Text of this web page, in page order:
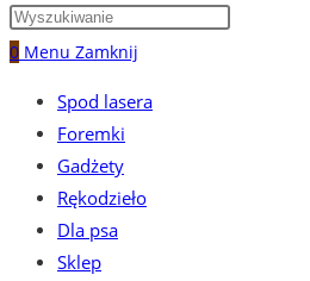
0 Menu Zamknij
Spod lasera
Foremki
Gadżety
Rękodzieło
Dla psa
Sklep